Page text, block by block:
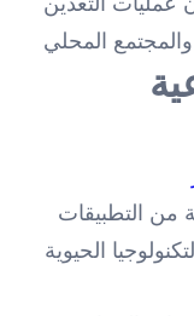
التطبيقات
الحيوية